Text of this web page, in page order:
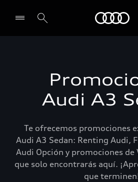
Audi A3
Te ofrecemos promociones
Audi A3 Sedan: Renting Audi,
Audi Opción y promociones de
que solo encontrarás aquí.
que